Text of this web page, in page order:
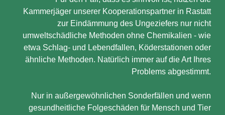
Kammerjäger unserer Kooperationspartner in Rastatt
zur Eindämmung des Ungeziefers nur nicht
umweltschädliche Methoden ohne Chemikalien - wie
etwa Schlag- und Lebendfallen, Köderstationen oder
ähnliche Methoden. Natürlich immer auf die Art Ihres
Problems abgestimmt.
Nur in außergewöhnlichen Sonderfällen und wenn
gesundheitliche Folgeschäden für Mensch und Tier